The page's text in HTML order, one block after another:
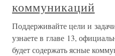
коммуникаций
Поддерживайте цели и
узнаете в главе 13,
будет содержать ясные